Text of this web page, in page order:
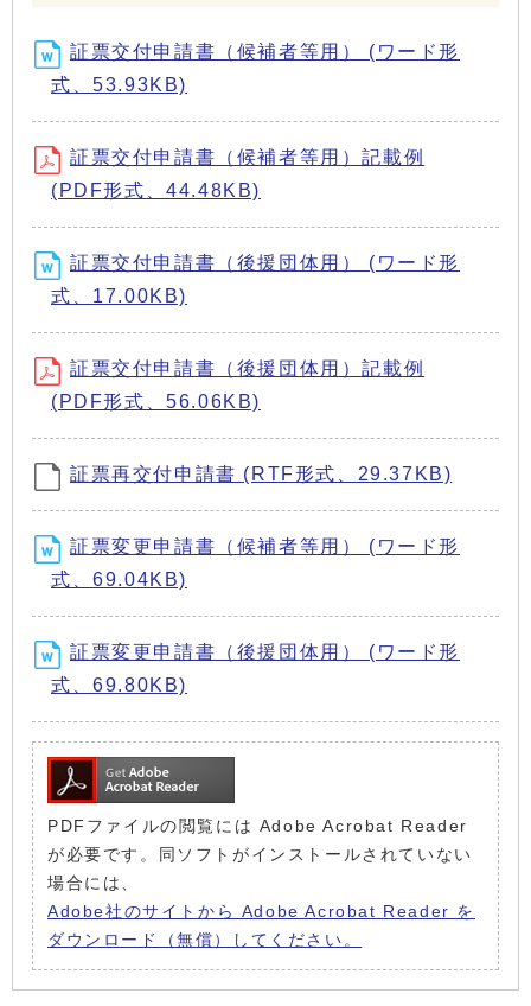
証票交付申請書（候補者等用） (ワード形
式、53.93KB)
証票交付申請書（候補者等用）記載例
(PDF形式、44.48KB)
証票交付申請書（後援団体用） (ワード形
式、17.00KB)
証票交付申請書（後援団体用）記載例
(PDF形式、56.06KB)
証票再交付申請書 (RTF形式、29.37KB)
証票変更申請書（候補者等用） (ワード形
式、69.04KB)
証票変更申請書（後援団体用） (ワード形
式、69.80KB)
PDFファイルの閲覧には Adobe Acrobat Reader
が必要です。同ソフトがインストールされていない
場合には、
Adobe社のサイトから Adobe Acrobat Reader を
ダウンロード（無償）してください。